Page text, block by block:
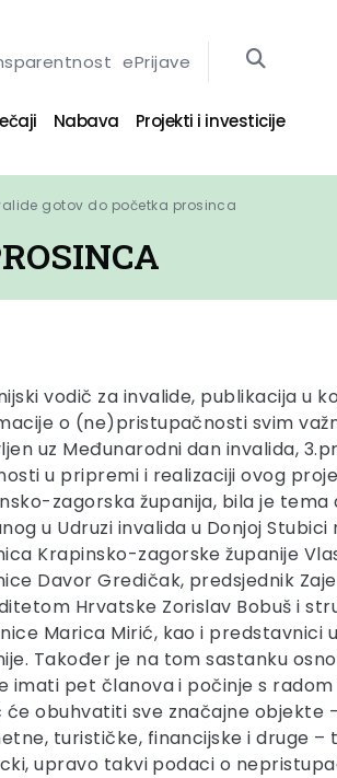
ePrijave
Nabava Projekti i investicije
gotov do početka prosinca
vodič za invalide, publikacija u
o (ne)pristupačnosti svim
uz Međunarodni dan invalida,
u pripremi i realizaciji ovog
zagorska županija, bila je tema
u Udruzi invalida u Donjoj
Krapinsko-zagorske županije
Davor Gredičak, predsjednik
Hrvatske Zorislav Bobuš i
Marica Mirić, kao i predstavnici
Također je na tom sastanku
imati pet članova i počinje s
će obuhvatiti sve značajne objekte
turističke, financijske i druge –
upravo takvi podaci o